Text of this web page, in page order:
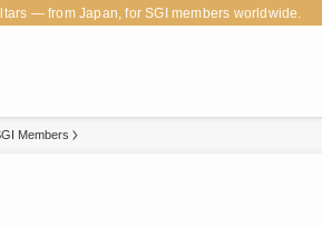
— from Japan, for SGI members worldwide.
Members